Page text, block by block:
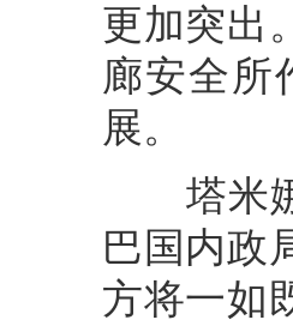
更加突出
廊安全所
展。
塔米娜
巴国内政
方将一如